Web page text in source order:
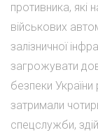
противника, які
військових
залізничної
загрожувати
безпеки
затримали
спецслужби,